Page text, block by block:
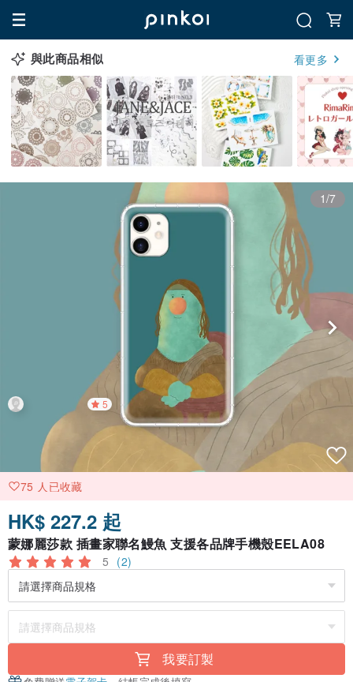
與此商品相似 看更多
1/7
5
75 人已收藏
HK$ 227.2 起
蒙娜麗莎款 插畫家聯名鰻魚 支援各品牌手機殼EELA08
5 (2)
我要訂製